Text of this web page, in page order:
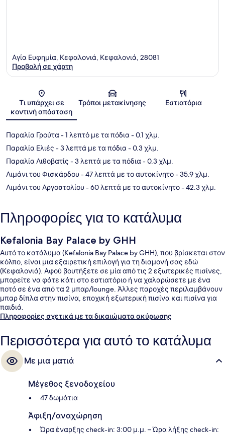
Χάρτης
Αγία Ευφημία, Κεφαλονιά, Κεφαλονιά, 28081
Προβολή σε χάρτη
Τι υπάρχει σε
κοντινή απόσταση
Τρόποι μετακίνησης Εστιατόρια
Παραλία Γρούτα- 1 λεπτό με τα πόδια- 0.1 χλμ.
Παραλία Ελιές - 3 λεπτά με τα πόδια- 0.3 χλμ.
Παραλία Λιθοβατίς - 3 λεπτά με τα πόδια- 0.3 χλμ.
Λιμάνι του Φισκάρδου - 47 λεπτά με το αυτοκίνητο- 35.9 χλμ.
Λιμάνι του Αργοστολίου - 60 λεπτά με το αυτοκίνητο- 42.3 χλμ.
Πληροφορίες για το κατάλυμα
Kefalonia Bay Palace by GHH
Αυτό το κατάλυμα (Kefalonia Bay Palace by GHH), που βρίσκεται στον
κόλπο, είναι μια εξαιρετική επιλογή για τη διαμονή σας εδώ
(Κεφαλονιά). Αφού βουτήξετε σε μία από τις 2 εξωτερικές πισίνες,
μπορείτε να φάτε κάτι στο εστιατόριο ή να χαλαρώσετε με ένα
ποτό σε ένα από τα 2 μπαρ/lounge. Άλλες παροχές περιλαμβάνουν
μπαρ δίπλα στην πισίνα, εποχική εξωτερική πισίνα και πισίνα για
παιδιά.
Πληροφορίες σχετικά με τα δικαιώματα ακύρωσης
Περισσότερα για αυτό το κατάλυμα
Με μια ματιά
Μέγεθος ξενοδοχείου
47 δωμάτια
Άφιξη/αναχώρηση
Ώρα έναρξης check-in: 3:00 μ.μ. – Ώρα λήξης check-in: